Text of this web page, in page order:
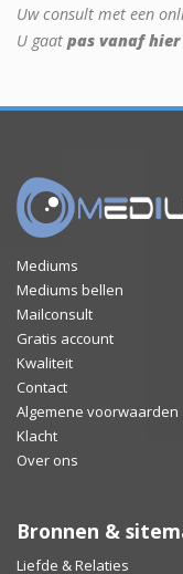
Uw consult met een
U gaat pas vanaf
Mediums
Mediums bellen
Mailconsult
Gratis account
Kwaliteit
Contact
Algemene voorwaarden
Klacht
Over ons
Bronnen &
Liefde & Relaties